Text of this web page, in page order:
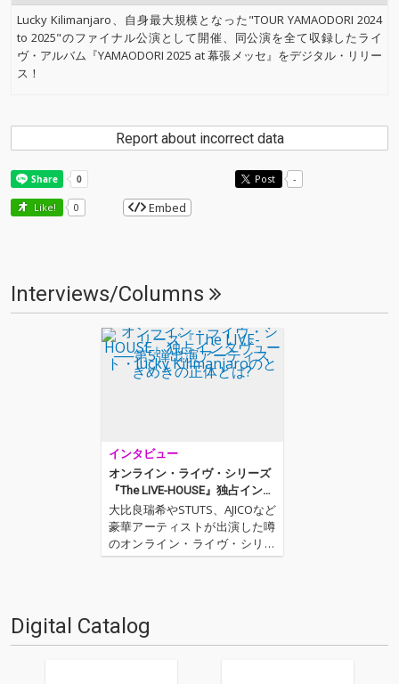
Lucky Kilimanjaro、自身最大規模となった"TOUR YAMAODORI 2024
to 2025"のファイナル公演として開催、同公演を全て収録したライ
ヴ・アルバム『YAMAODORI 2025 at 幕張メッセ』をデジタル・リリー
ス！
Report about incorrect data
Post -
Like! 0 Embed
Interviews/Columns
インタビュー
オンライン・ライヴ・シリーズ
『The LIVE-HOUSE』独占インタ
ヴュー──第5弾出演アーティス
ト・lucky Kilimanjaroのときめき
の正体とは?
大比良瑞希やSTUTS、AJICOなど
豪華アーティストが出演した噂
のオンライン・ライヴ・シリー
ズ“The LIVE-HOUSE“。スコッチ
プライベートな空間で撮影され
たライ…
Digital Catalog